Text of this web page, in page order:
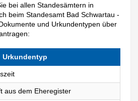
bei allen Standesämtern in
beim Standesamt Bad Schwartau -
und Urkundentypen über
Urkundentyp
aus dem Eheregister